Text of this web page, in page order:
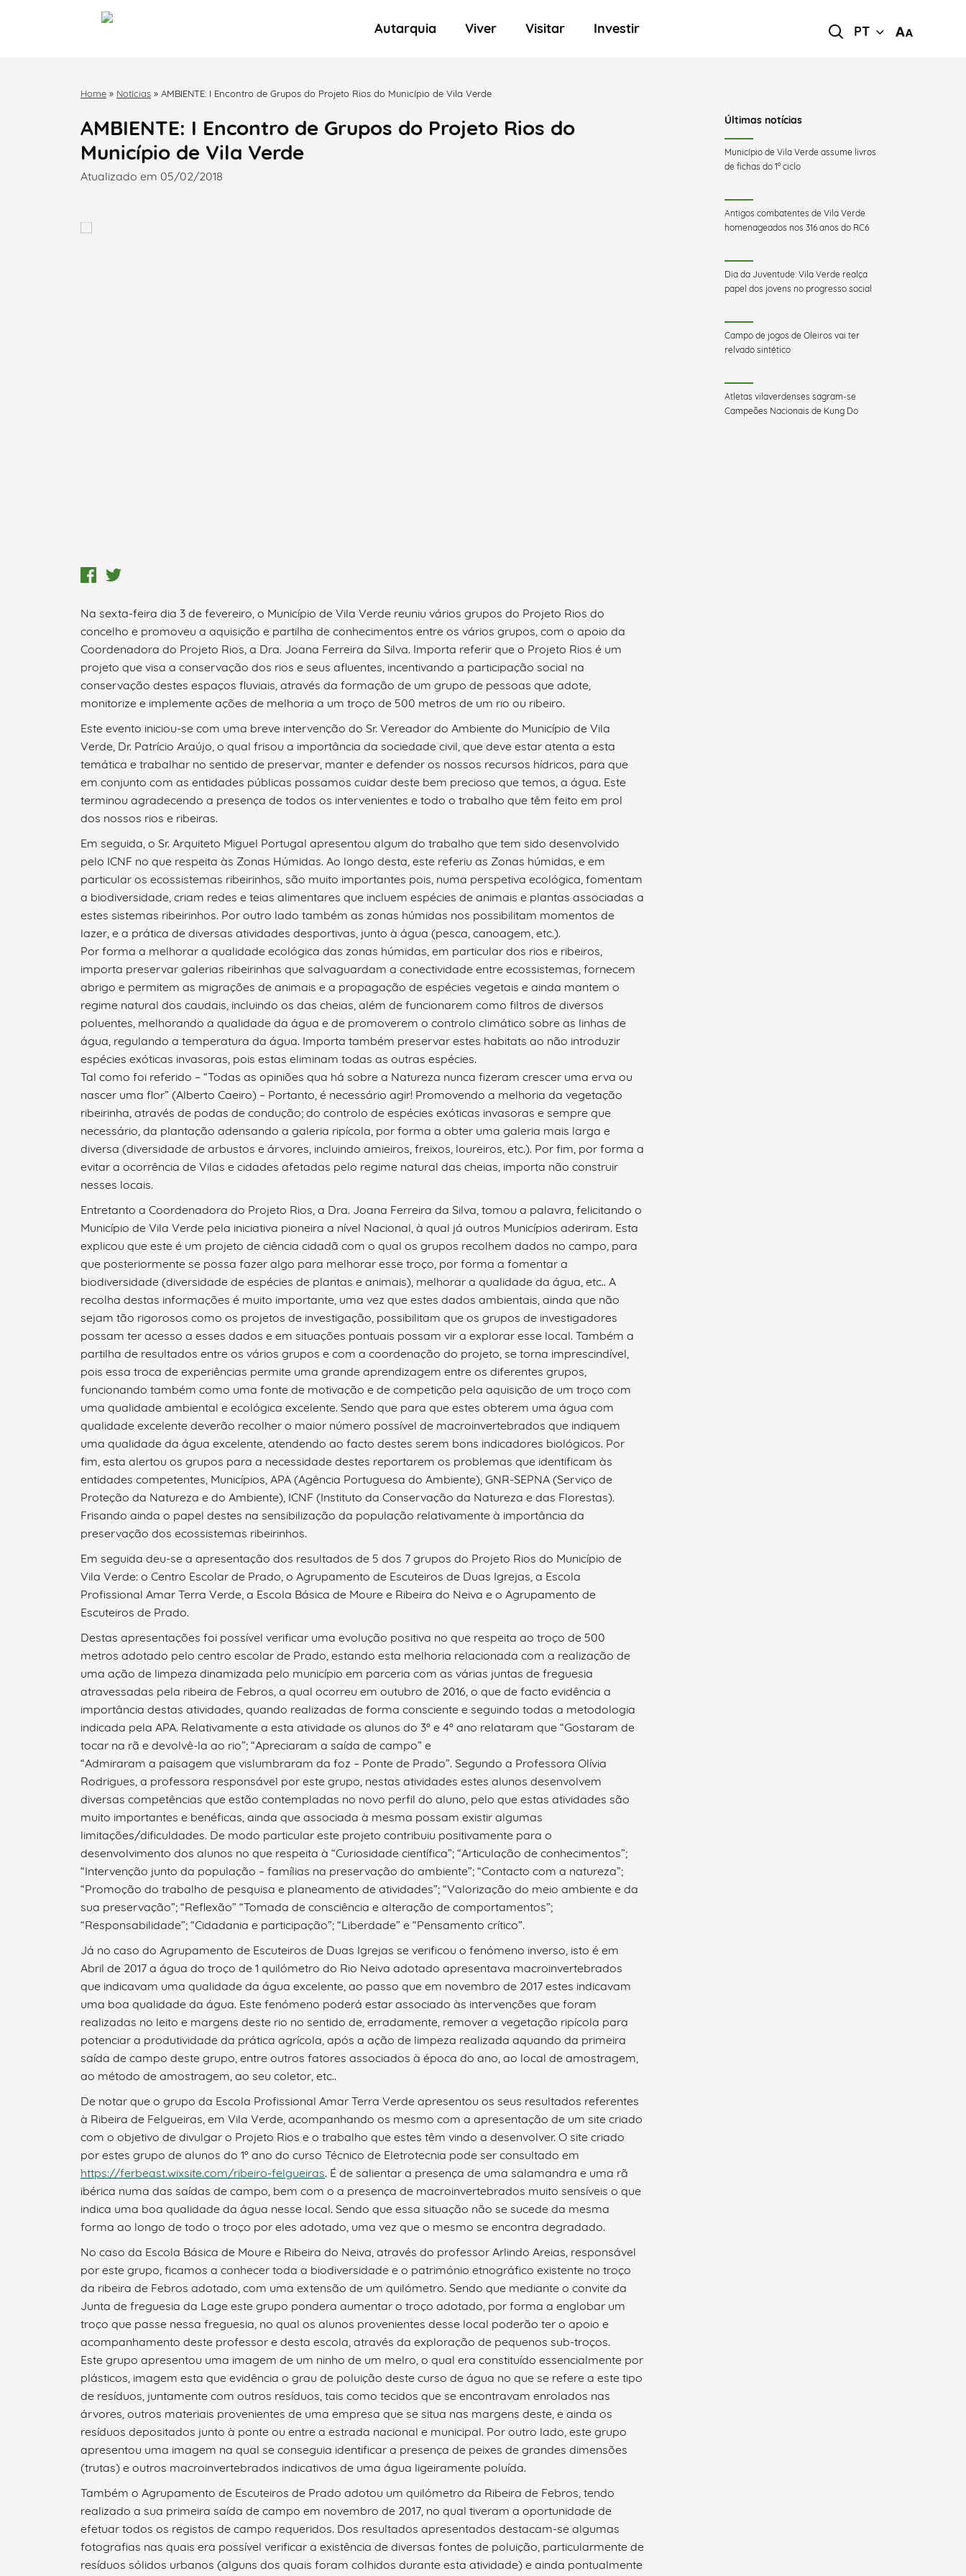
Autarquia Viver Visitar Investir PT
Termo de Pesquisa
Categorias gerais
Filtros
Home » Notícias » AMBIENTE: I Encontro de Grupos do Projeto Rios do Município de Vila Verde
AMBIENTE: I Encontro de Grupos do Projeto Rios do
Município de Vila Verde
Atualizado em 05/02/2018
Na sexta-feira dia 3 de fevereiro, o Município de Vila Verde reuniu vários grupos do Projeto Rios do
concelho e promoveu a aquisição e partilha de conhecimentos entre os vários grupos, com o apoio da
Coordenadora do Projeto Rios, a Dra. Joana Ferreira da Silva. Importa referir que o Projeto Rios é um
projeto que visa a conservação dos rios e seus afluentes, incentivando a participação social na
conservação destes espaços fluviais, através da formação de um grupo de pessoas que adote,
monitorize e implemente ações de melhoria a um troço de 500 metros de um rio ou ribeiro.
Este evento iniciou-se com uma breve intervenção do Sr. Vereador do Ambiente do Município de Vila
Verde, Dr. Patrício Araújo, o qual frisou a importância da sociedade civil, que deve estar atenta a esta
temática e trabalhar no sentido de preservar, manter e defender os nossos recursos hídricos, para que
em conjunto com as entidades públicas possamos cuidar deste bem precioso que temos, a água. Este
terminou agradecendo a presença de todos os intervenientes e todo o trabalho que têm feito em prol
dos nossos rios e ribeiras.
Em seguida, o Sr. Arquiteto Miguel Portugal apresentou algum do trabalho que tem sido desenvolvido
pelo ICNF no que respeita às Zonas Húmidas. Ao longo desta, este referiu as Zonas húmidas, e em
particular os ecossistemas ribeirinhos, são muito importantes pois, numa perspetiva ecológica, fomentam
a biodiversidade, criam redes e teias alimentares que incluem espécies de animais e plantas associadas a
estes sistemas ribeirinhos. Por outro lado também as zonas húmidas nos possibilitam momentos de
lazer, e a prática de diversas atividades desportivas, junto à água (pesca, canoagem, etc.).
Por forma a melhorar a qualidade ecológica das zonas húmidas, em particular dos rios e ribeiros,
importa preservar galerias ribeirinhas que salvaguardam a conectividade entre ecossistemas, fornecem
abrigo e permitem as migrações de animais e a propagação de espécies vegetais e ainda mantem o
regime natural dos caudais, incluindo os das cheias, além de funcionarem como filtros de diversos
poluentes, melhorando a qualidade da água e de promoverem o controlo climático sobre as linhas de
água, regulando a temperatura da água. Importa também preservar estes habitats ao não introduzir
espécies exóticas invasoras, pois estas eliminam todas as outras espécies.
Tal como foi referido – “Todas as opiniões qua há sobre a Natureza nunca fizeram crescer uma erva ou
nascer uma flor” (Alberto Caeiro) – Portanto, é necessário agir! Promovendo a melhoria da vegetação
ribeirinha, através de podas de condução; do controlo de espécies exóticas invasoras e sempre que
necessário, da plantação adensando a galeria ripícola, por forma a obter uma galeria mais larga e
diversa (diversidade de arbustos e árvores, incluindo amieiros, freixos, loureiros, etc.). Por fim, por forma a
evitar a ocorrência de Vilas e cidades afetadas pelo regime natural das cheias, importa não construir
nesses locais.
Entretanto a Coordenadora do Projeto Rios, a Dra. Joana Ferreira da Silva, tomou a palavra, felicitando o
Município de Vila Verde pela iniciativa pioneira a nível Nacional, à qual já outros Municípios aderiram. Esta
explicou que este é um projeto de ciência cidadã com o qual os grupos recolhem dados no campo, para
que posteriormente se possa fazer algo para melhorar esse troço, por forma a fomentar a
biodiversidade (diversidade de espécies de plantas e animais), melhorar a qualidade da água, etc.. A
recolha destas informações é muito importante, uma vez que estes dados ambientais, ainda que não
sejam tão rigorosos como os projetos de investigação, possibilitam que os grupos de investigadores
possam ter acesso a esses dados e em situações pontuais possam vir a explorar esse local. Também a
partilha de resultados entre os vários grupos e com a coordenação do projeto, se torna imprescindível,
pois essa troca de experiências permite uma grande aprendizagem entre os diferentes grupos,
funcionando também como uma fonte de motivação e de competição pela aquisição de um troço com
uma qualidade ambiental e ecológica excelente. Sendo que para que estes obterem uma água com
qualidade excelente deverão recolher o maior número possível de macroinvertebrados que indiquem
uma qualidade da água excelente, atendendo ao facto destes serem bons indicadores biológicos. Por
fim, esta alertou os grupos para a necessidade destes reportarem os problemas que identificam às
entidades competentes, Municípios, APA (Agência Portuguesa do Ambiente), GNR-SEPNA (Serviço de
Proteção da Natureza e do Ambiente), ICNF (Instituto da Conservação da Natureza e das Florestas).
Frisando ainda o papel destes na sensibilização da população relativamente à importância da
preservação dos ecossistemas ribeirinhos.
Em seguida deu-se a apresentação dos resultados de 5 dos 7 grupos do Projeto Rios do Município de
Vila Verde: o Centro Escolar de Prado, o Agrupamento de Escuteiros de Duas Igrejas, a Escola
Profissional Amar Terra Verde, a Escola Básica de Moure e Ribeira do Neiva e o Agrupamento de
Escuteiros de Prado.
Destas apresentações foi possível verificar uma evolução positiva no que respeita ao troço de 500
metros adotado pelo centro escolar de Prado, estando esta melhoria relacionada com a realização de
uma ação de limpeza dinamizada pelo município em parceria com as várias juntas de freguesia
atravessadas pela ribeira de Febros, a qual ocorreu em outubro de 2016, o que de facto evidência a
importância destas atividades, quando realizadas de forma consciente e seguindo todas a metodologia
indicada pela APA. Relativamente a esta atividade os alunos do 3º e 4º ano relataram que “Gostaram de
tocar na rã e devolvê-la ao rio”; “Apreciaram a saída de campo” e
“Admiraram a paisagem que vislumbraram da foz – Ponte de Prado”. Segundo a Professora Olívia
Rodrigues, a professora responsável por este grupo, nestas atividades estes alunos desenvolvem
diversas competências que estão contempladas no novo perfil do aluno, pelo que estas atividades são
muito importantes e benéficas, ainda que associada à mesma possam existir algumas
limitações/dificuldades. De modo particular este projeto contribuiu positivamente para o
desenvolvimento dos alunos no que respeita à “Curiosidade científica”; “Articulação de conhecimentos”;
“Intervenção junto da população – famílias na preservação do ambiente”; “Contacto com a natureza”;
“Promoção do trabalho de pesquisa e planeamento de atividades”; “Valorização do meio ambiente e da
sua preservação”; “Reflexão” “Tomada de consciência e alteração de comportamentos”;
“Responsabilidade”; “Cidadania e participação”; “Liberdade” e “Pensamento crítico”.
Já no caso do Agrupamento de Escuteiros de Duas Igrejas se verificou o fenómeno inverso, isto é em
Abril de 2017 a água do troço de 1 quilómetro do Rio Neiva adotado apresentava macroinvertebrados
que indicavam uma qualidade da água excelente, ao passo que em novembro de 2017 estes indicavam
uma boa qualidade da água. Este fenómeno poderá estar associado às intervenções que foram
realizadas no leito e margens deste rio no sentido de, erradamente, remover a vegetação ripícola para
potenciar a produtividade da prática agrícola, após a ação de limpeza realizada aquando da primeira
saída de campo deste grupo, entre outros fatores associados à época do ano, ao local de amostragem,
ao método de amostragem, ao seu coletor, etc..
De notar que o grupo da Escola Profissional Amar Terra Verde apresentou os seus resultados referentes
à Ribeira de Felgueiras, em Vila Verde, acompanhando os mesmo com a apresentação de um site criado
com o objetivo de divulgar o Projeto Rios e o trabalho que estes têm vindo a desenvolver. O site criado
por estes grupo de alunos do 1º ano do curso Técnico de Eletrotecnia pode ser consultado em
https://ferbeast.wixsite.com/ribeiro-felgueiras. É de salientar a presença de uma salamandra e uma rã
ibérica numa das saídas de campo, bem com o a presença de macroinvertebrados muito sensíveis o que
indica uma boa qualidade da água nesse local. Sendo que essa situação não se sucede da mesma
forma ao longo de todo o troço por eles adotado, uma vez que o mesmo se encontra degradado.
No caso da Escola Básica de Moure e Ribeira do Neiva, através do professor Arlindo Areias, responsável
por este grupo, ficamos a conhecer toda a biodiversidade e o património etnográfico existente no troço
da ribeira de Febros adotado, com uma extensão de um quilómetro. Sendo que mediante o convite da
Junta de freguesia da Lage este grupo pondera aumentar o troço adotado, por forma a englobar um
troço que passe nessa freguesia, no qual os alunos provenientes desse local poderão ter o apoio e
acompanhamento deste professor e desta escola, através da exploração de pequenos sub-troços.
Este grupo apresentou uma imagem de um ninho de um melro, o qual era constituído essencialmente por
plásticos, imagem esta que evidência o grau de poluição deste curso de água no que se refere a este tipo
de resíduos, juntamente com outros resíduos, tais como tecidos que se encontravam enrolados nas
árvores, outros materiais provenientes de uma empresa que se situa nas margens deste, e ainda os
resíduos depositados junto à ponte ou entre a estrada nacional e municipal. Por outro lado, este grupo
apresentou uma imagem na qual se conseguia identificar a presença de peixes de grandes dimensões
(trutas) e outros macroinvertebrados indicativos de uma água ligeiramente poluída.
Também o Agrupamento de Escuteiros de Prado adotou um quilómetro da Ribeira de Febros, tendo
realizado a sua primeira saída de campo em novembro de 2017, no qual tiveram a oportunidade de
efetuar todos os registos de campo requeridos. Dos resultados apresentados destacam-se algumas
fotografias nas quais era possível verificar a existência de diversas fontes de poluição, particularmente de
resíduos sólidos urbanos (alguns dos quais foram colhidos durante esta atividade) e ainda pontualmente
Últimas notícias
Município de Vila Verde assume livros
de fichas do 1º ciclo
Antigos combatentes de Vila Verde
homenageados nos 316 anos do RC6
Dia da Juventude: Vila Verde realça
papel dos jovens no progresso social
Campo de jogos de Oleiros vai ter
relvado sintético
Atletas vilaverdenses sagram-se
Campeões Nacionais de Kung Do